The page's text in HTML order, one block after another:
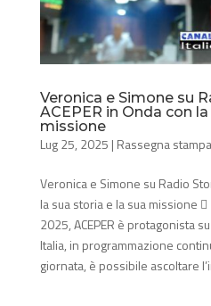
Veronica e Simone su
ACEPER in Onda con
missione
Lug 25, 2025 | Rassegna stampa
Veronica e Simone su Radio
la sua storia e la sua missione
2025, ACEPER è protagonista
Italia, in programmazione
giornata, è possibile ascoltare